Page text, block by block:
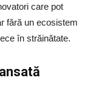
care pot
fără un ecosistem
în străinătate.